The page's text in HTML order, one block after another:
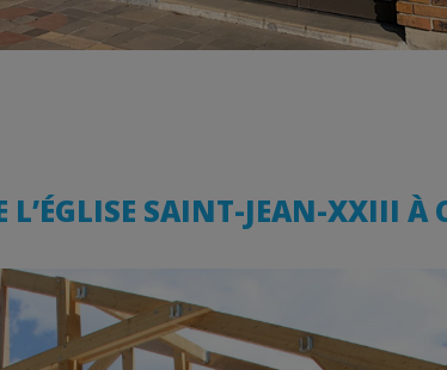
L’ÉGLISE SAINT-JEAN-XXIII À